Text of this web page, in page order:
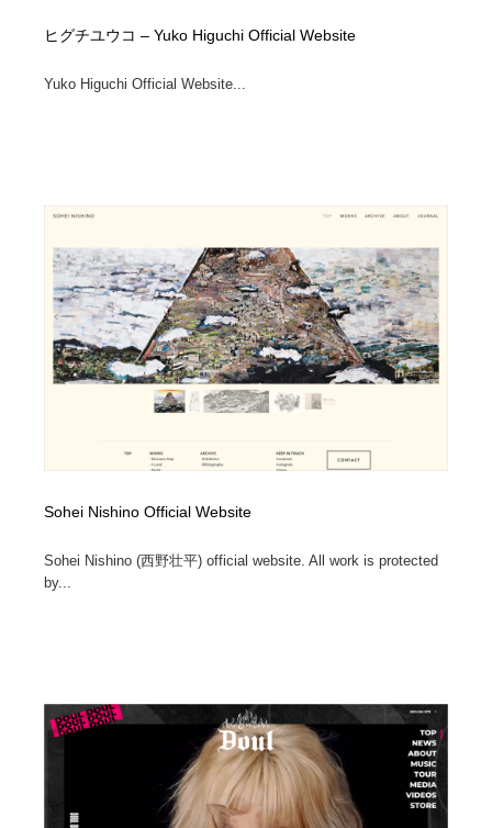
ヒグチユウコ – Yuko Higuchi Official Website
Yuko Higuchi Official Website...
Sohei Nishino Official Website
Sohei Nishino (西野壮平) official website. All work is protected
by...